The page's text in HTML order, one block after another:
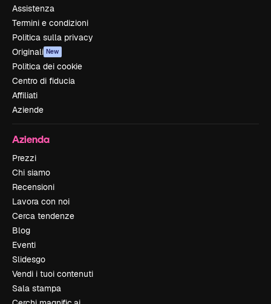
Assistenza
Termini e condizioni
Politica sulla privacy
Originali New
Politica dei cookie
Centro di fiducia
Affiliati
Aziende
Azienda
Prezzi
Chi siamo
Recensioni
Lavora con noi
Cerca tendenze
Blog
Eventi
Slidesgo
Vendi i tuoi contenuti
Sala stampa